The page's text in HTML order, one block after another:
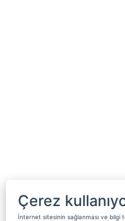
Çerez
İnternet sitesinin sağlanması ve bilgi